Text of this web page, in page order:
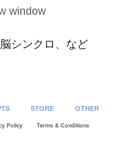
window
シンクロ、など
STORE OTHER
Policy Terms & Conditions